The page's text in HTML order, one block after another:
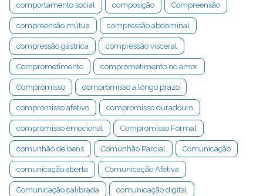
comportamento social composição Compreensão
compreensão mútua compressão abdominal
compressão gástrica compressão visceral
Comprometimento comprometimento no amor
Compromisso compromisso a longo prazo
compromisso afetivo compromisso duradouro
compromisso emocional Compromisso Formal
comunhão de bens Comunhão Parcial Comunicação
comunicação aberta Comunicação Afetiva
Comunicação calibrada comunicação digital